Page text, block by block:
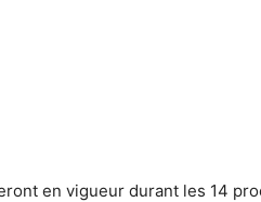
en vigueur durant les 14